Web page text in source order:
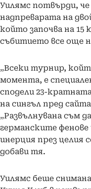
Уилямс потвърди,
надпреварата на
който започва на
събитието все още
„Всеки турнир,
момента, е
сподели 23-
на сингъл пред
„Развълнувана съм
германските
инерция през целия
добави тя.
Уилямс беше